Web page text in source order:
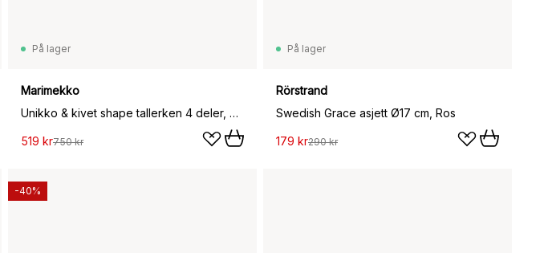
På lager
Marimekko
Unikko & kivet shape tallerken 4 deler, Pink-pear-red-dark green
519 kr750 kr
På lager
Rörstrand
Swedish Grace asjett Ø17 cm, Ros
179 kr290 kr
-40%